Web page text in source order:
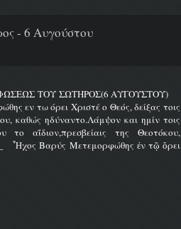
- 6 Αυγούστου
ΤΟΥ ΣΩΤΗΡΟΣ(6 ΑΥΓΟΥΣΤΟΥ)
εν τω όρει Χριστέ ο Θεός, δείξας τοις
καθώς ηδύναντο.Λάμψον και ημίν τοις
αΐδιον,πρεσβείαις της Θεοτόκου,
Ἦχος Βαρύς Μετεμορφώθης ἐν τῷ ὄρει